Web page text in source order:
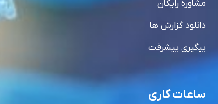
مشاوره رایگان
دانلود گزارش ها
پیگیری پیشرفت
ساعات کاری